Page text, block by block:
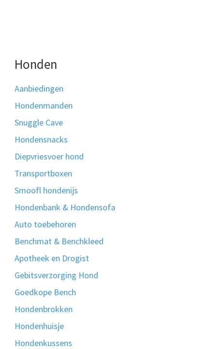
Honden
Aanbiedingen
Hondenmanden
Snuggle Cave
Hondensnacks
Diepvriesvoer hond
Transportboxen
Smoofl hondenijs
Hondenbank & Hondensofa
Auto toebehoren
Benchmat & Benchkleed
Apotheek en Drogist
Gebitsverzorging Hond
Goedkope Bench
Hondenbrokken
Hondenhuisje
Hondenkussens